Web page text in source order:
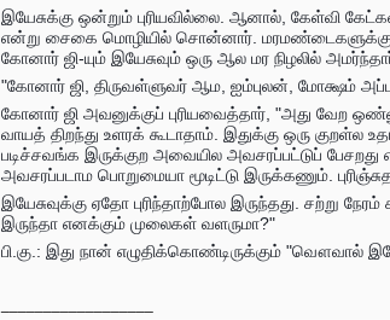
இயேசுக்கு ஒன்றும் புரியவில்லை. ஆனால், கேள்வி
என்று சைகை மொழியில் சொன்னார். மரமண்டைகளுக்கு
கோனார் ஜி-யும் இயேசுவும் ஒரு ஆல மர நிழலில்
"கோனார் ஜி, திருவள்ளுவர் ஆம, ஐம்புலன், மோக்ஷம்
கோனார் ஜி அவனுக்குப் புரியவைத்தார், "அது வேற
வாயத் திறந்து உளரக் கூடாதாம். இதுக்கு ஒரு குறள்ல
படிச்சவங்க இருக்குற அவையில அவசரப்பட்டுப்
அவசரப்படாம பொறுமையா மூடிட்டு இருக்கணும்.
இயேசுவுக்கு ஏதோ புரிந்தாற்போல இருந்தது. சற்று
இருந்தா எனக்கும் முலைகள் வளருமா?"
பி.கு.: இது நான் எழுதிக்கொண்டிருக்கும் "வௌவால்